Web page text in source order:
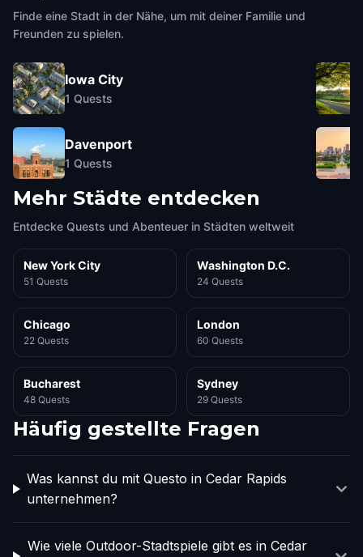
Finde eine Stadt in der Nähe, um mit deiner Familie und
Freunden zu spielen.
Iowa City
1 Quests
Davenport
1 Quests
Mehr Städte entdecken
Entdecke Quests und Abenteuer in Städten weltweit
New York City
51 Quests
Washington D.C.
24 Quests
Chicago
22 Quests
London
60 Quests
Bucharest
48 Quests
Sydney
29 Quests
Häufig gestellte Fragen
Was kannst du mit Questo in Cedar Rapids
unternehmen?
Wie viele Outdoor-Stadtspiele gibt es in Cedar